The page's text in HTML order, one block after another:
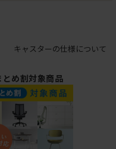
キャスターの仕様について
め割対象商品